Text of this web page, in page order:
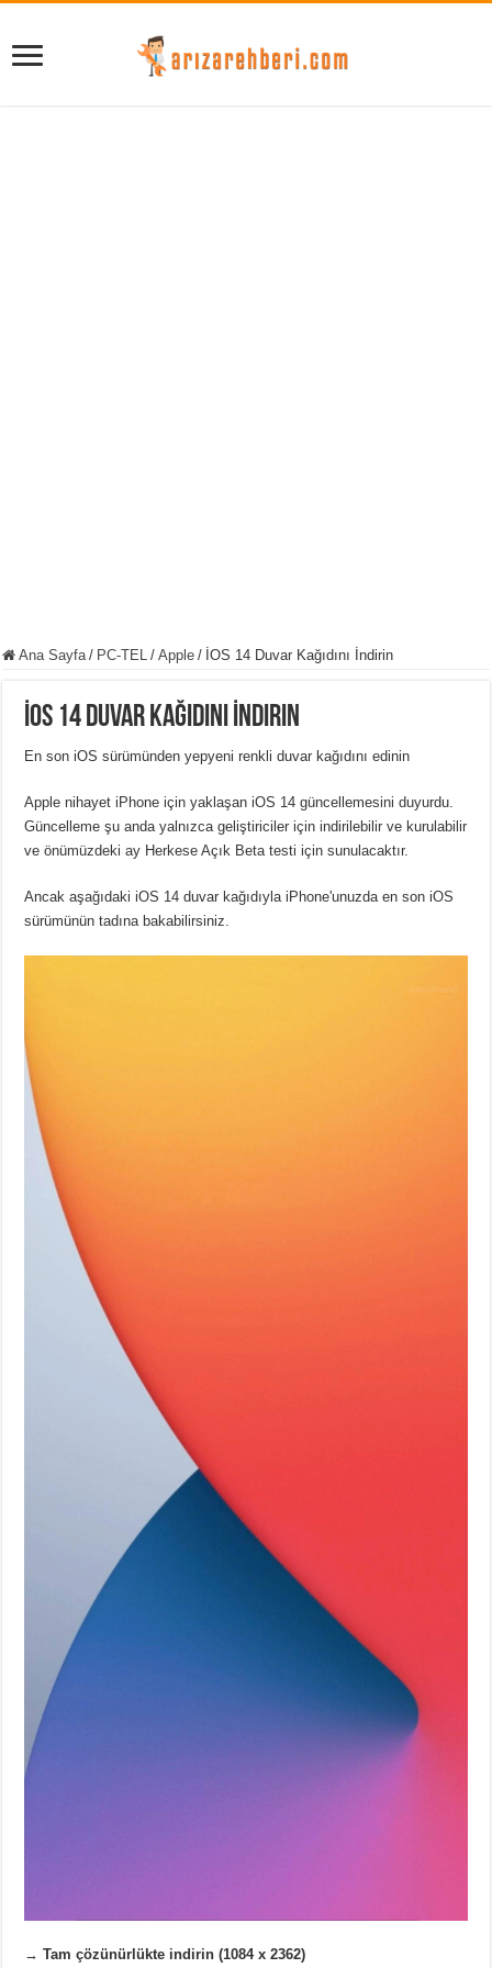
Ana Sayfa / PC-TEL / Apple / İOS 14 Duvar Kağıdını İndirin
İOS 14 Duvar Kağıdını İndirin
En son iOS sürümünden yepyeni renkli duvar kağıdını edinin
Apple nihayet iPhone için yaklaşan iOS 14 güncellemesini duyurdu.
Güncelleme şu anda yalnızca geliştiriciler için indirilebilir ve kurulabilir
ve önümüzdeki ay Herkese Açık Beta testi için sunulacaktır.
Ancak aşağıdaki iOS 14 duvar kağıdıyla iPhone'unuzda en son iOS
sürümünün tadına bakabilirsiniz.
→Tam çözünürlükte indirin (1084 x 2362)